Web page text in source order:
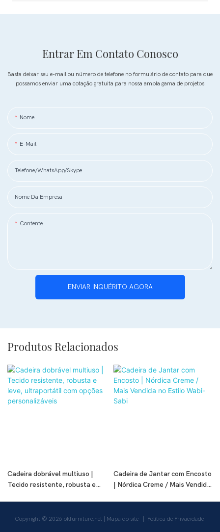
Entrar Em Contato Conosco
Basta deixar seu e-mail ou número de telefone no formulário de contato para que
possamos enviar uma cotação gratuita para nossa ampla gama de projetos
Nome
E-Mail
Telefone/WhatsApp/Skype
Nome Da Empresa
Contente
ENVIAR INQUÉRITO AGORA
Produtos Relacionados
Cadeira dobrável multiuso |
Tecido resistente, robusta e
Cadeira de Jantar com Encosto
| Nórdica Creme / Mais Vendida
Copyright © 2026 okfurniture.net Mapa do site Política de Privacidade